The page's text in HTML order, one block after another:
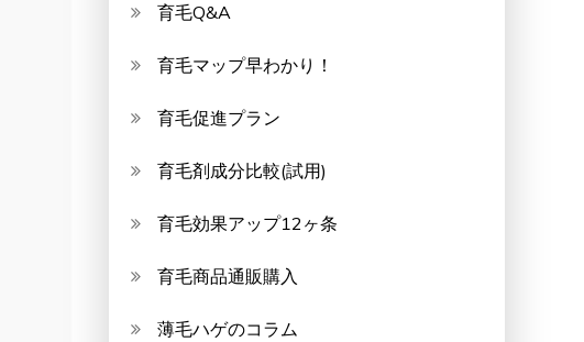
育毛Q&A
育毛マップ早わかり！
育毛促進プラン
育毛剤成分比較(試用)
育毛効果アップ12ヶ条
育毛商品通販購入
薄毛ハゲのコラム